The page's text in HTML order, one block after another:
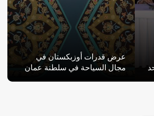
عرض قدرات أوزبكستان في
مجال السياحة في سلطنة عمان